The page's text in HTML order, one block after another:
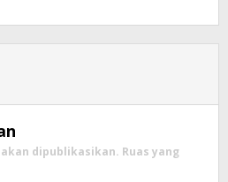
dipublikasikan. Ruas yang